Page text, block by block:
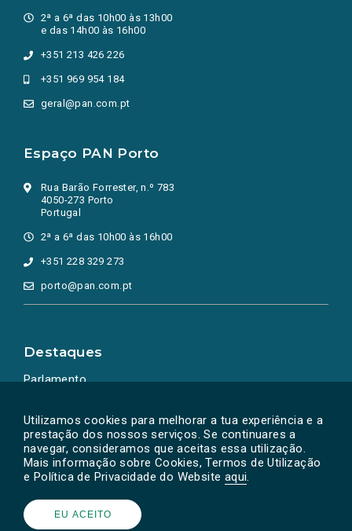
Utilizamos cookies para melhorar a tua experiência e a
prestação dos nossos serviços. Se continuares a
navegar, consideramos que aceitas essa utilização.
Mais informação sobre Cookies, Termos de Utilização
e Política de Privacidade do Website aqui.
EU ACEITO
2ª a 6ª das 10h00 às 13h00
e das 14h00 às 16h00
+351 213 426 226
+351 969 954 184
geral@pan.com.pt
Espaço PAN Porto
Rua Barão Forrester, n.º 783
4050-273 Porto
Portugal
2ª a 6ª das 10h00 às 16h00
+351 228 329 273
porto@pan.com.pt
Destaques
Parlamento
Powered by © PAN 2026